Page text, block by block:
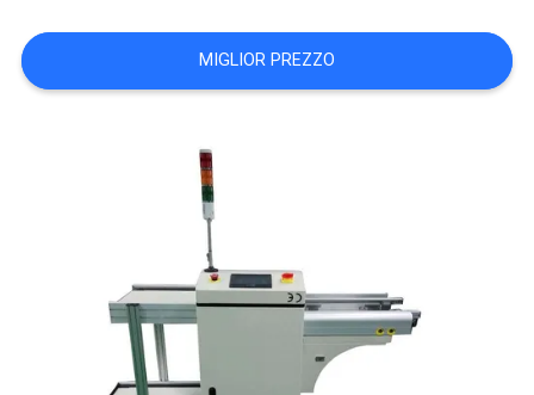
SITO
MIGLIOR PREZZO